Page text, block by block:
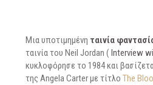
Μια υποτιμημένη ταινία
ταινία του Neil Jordan ( Interview
κυκλοφόρησε το 1984 και
της Angela Carter με τίτλο The